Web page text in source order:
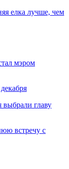
елка лучше, чем
мэром
главу
встречу с